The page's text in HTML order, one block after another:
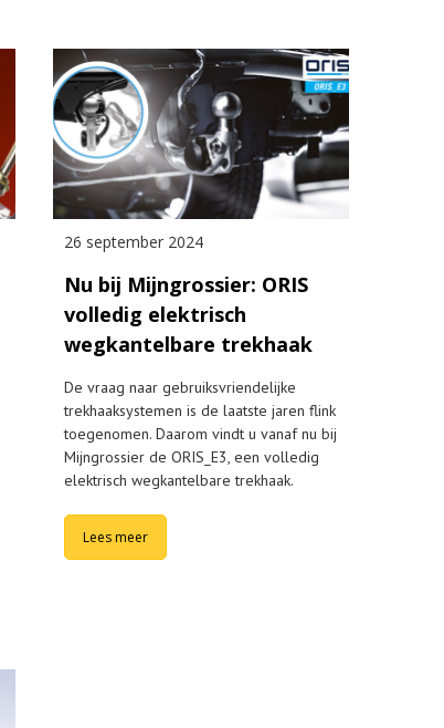
26 september 2024
Nu bij Mijngrossier: ORIS
volledig elektrisch
wegkantelbare trekhaak
De vraag naar gebruiksvriendelijke
trekhaaksystemen is de laatste jaren flink
toegenomen. Daarom vindt u vanaf nu bij
Mijngrossier de ORIS_E3, een volledig
elektrisch wegkantelbare trekhaak.
Lees meer